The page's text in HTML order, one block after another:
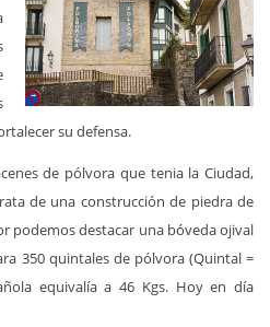
su defensa.
de pólvora que tenia la Ciudad,
de una construcción de piedra de
podemos destacar una bóveda ojival
350 quintales de pólvora (Quintal =
equivalía a 46 Kgs. Hoy en día